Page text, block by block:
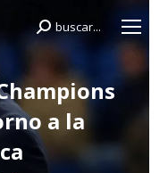
Buscar:
buscar...
a la